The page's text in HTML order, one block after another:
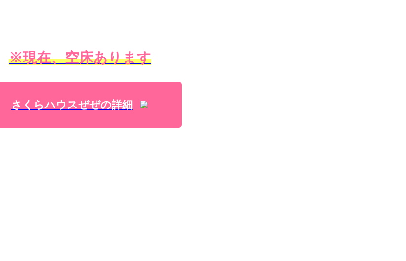
※現在、空床あります
さくらハウスぜぜの詳細